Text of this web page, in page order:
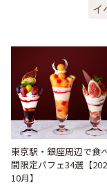
イ
東京駅・銀座周辺で食
間限定パフェ34選【
10月】